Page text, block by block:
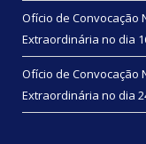
Ofício de Convocação
Extraordinária no dia
Ofício de Convocação
Extraordinária no dia